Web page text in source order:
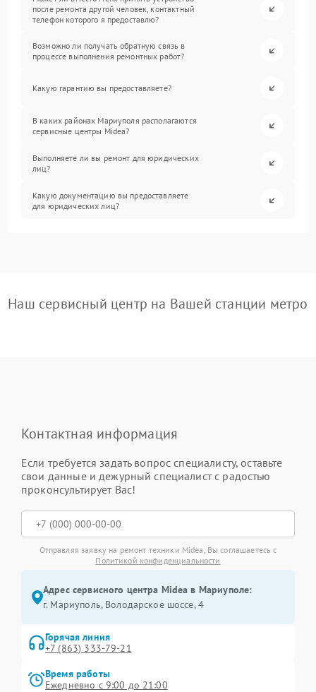
после ремонта другой человек, контактный
телефон которого я предоставлю?
Возможно ли получать обратную связь в
процессе выполнения ремонтных работ?
Какую гарантию вы предоставляете?
В каких районах Мариуполя располагаются
сервисные центры Midea?
Выполняете ли вы ремонт для юридических
лиц?
Какую документацию вы предоставляете
для юридических лиц?
Наш сервисный центр на Вашей станции метро
Контактная информация
Если требуется задать вопрос специалисту, оставьте
свои данные и дежурный специалист с радостью
проконсультирует Вас!
Отправляя заявку на ремонт техники Midea, Вы соглашаетесь с
Политикой конфиденциальности
Адрес сервисного центра Midea в Мариуполе:
г. Мариуполь, Володарское шоссе, 4
Горячая линия
+7 (863) 333-79-21
Время работы
Ежедневно с 9:00 до 21:00